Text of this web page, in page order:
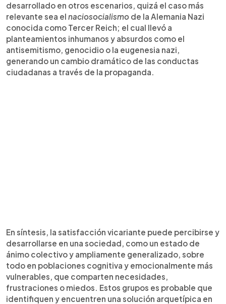
desarrollado en otros escenarios, quizá el caso más
relevante sea el naciosocialismo de la Alemania Nazi
conocida como Tercer Reich; el cual llevó a
planteamientos inhumanos y absurdos como el
antisemitismo, genocidio o la eugenesia nazi,
generando un cambio dramático de las conductas
ciudadanas a través de la propaganda.
En síntesis, la satisfacción vicariante puede percibirse y
desarrollarse en una sociedad, como un estado de
ánimo colectivo y ampliamente generalizado, sobre
todo en poblaciones cognitiva y emocionalmente más
vulnerables, que comparten necesidades,
frustraciones o miedos. Estos grupos es probable que
identifiquen y encuentren una solución arquetípica en